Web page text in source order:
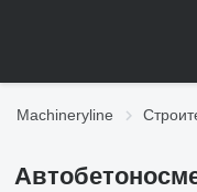
Machineryline